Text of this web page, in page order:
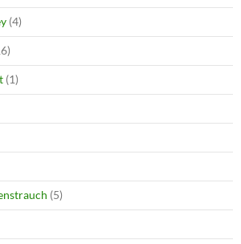
(4)
(1)
(5)